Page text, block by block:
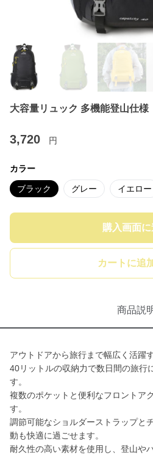
大容量リュック 多機能登山仕
3,720 円
カラー
ブラック グレー イエロー
購入画面
カートに追
商品説
アウトドアから旅行まで幅広く活躍
40リットルの収納力で数日間の旅行
す。
複数のポケットと便利なフロントア
す。
調節可能なショルダーストラップと
動も快適に過ごせます。
耐久性の高い素材を使用し、登山や